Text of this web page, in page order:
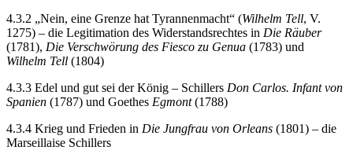
4.3.2 „Nein, eine Grenze hat Tyrannenmacht“ (Wilhelm Tell, V.
1275) – die Legitimation des Widerstandsrechtes in Die Räuber
(1781), Die Verschwörung des Fiesco zu Genua (1783) und
Wilhelm Tell (1804)
4.3.3 Edel und gut sei der König – Schillers Don Carlos. Infant von
Spanien (1787) und Goethes Egmont(1788)
4.3.4 Krieg und Frieden in Die Jungfrau von Orleans (1801) – die
Marseillaise Schillers